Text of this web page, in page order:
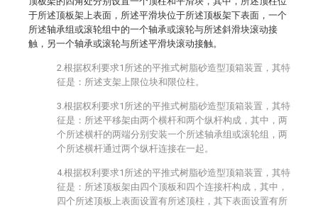
于所述顶板架上表面，所述平滑块位于所述顶板架下表面，一个
所述轴承组或滚轮组中的一个轴承或滚轮与所述斜滑块滚动接
触，另一个轴承或滚轮与所述平滑块滚动接触。
2.根据权利要求1所述的平推式树脂砂造型顶箱装置，其特
征是：所述支架上限位块和限位柱。
3.根据权利要求1所述的平推式树脂砂造型顶箱装置，其特
征是：所述平移架由两个横杆和两个纵杆构成，其中，两
个所述横杆的两端分别安装一个所述轴承组或滚轮组，两
个所述横杆通过两个纵杆连接在一起。
4.根据权利要求1所述的平推式树脂砂造型顶箱装置，其特
征是：所述顶板架由四个顶板和四个连接杆构成，其中，
四个所述顶板上表面设置有所述顶柱，其下表面设置有所